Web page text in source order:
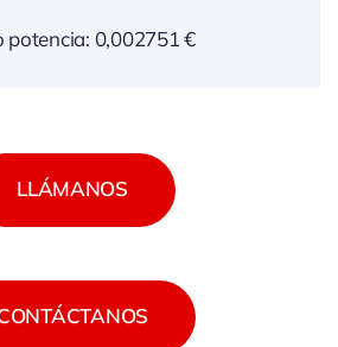
potencia: 0,002751 €
LLÁMANOS